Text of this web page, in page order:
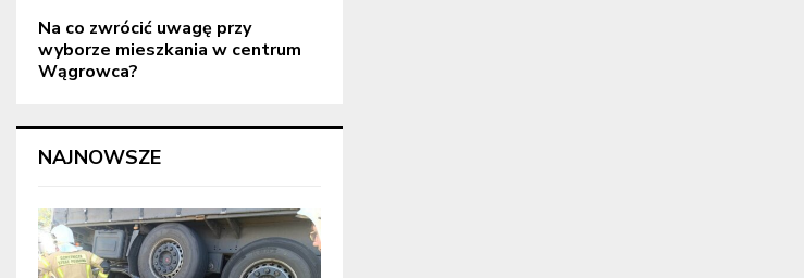
Na co zwrócić uwagę przy
wyborze mieszkania w centrum
Wągrowca?
NAJNOWSZE